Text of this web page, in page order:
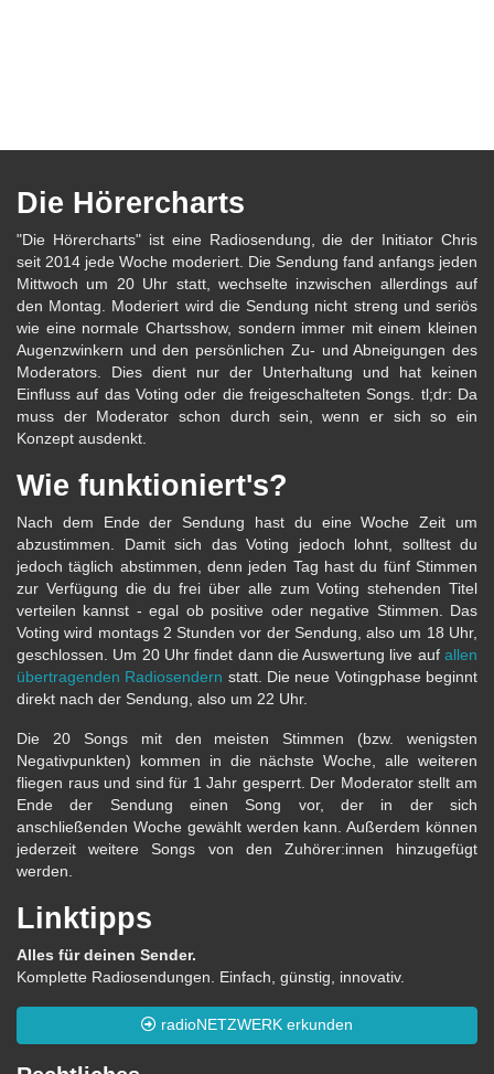
Die Hörercharts
"Die Hörercharts" ist eine Radiosendung, die der Initiator Chris
seit 2014 jede Woche moderiert. Die Sendung fand anfangs jeden
Mittwoch um 20 Uhr statt, wechselte inzwischen allerdings auf
den Montag. Moderiert wird die Sendung nicht streng und seriös
wie eine normale Chartsshow, sondern immer mit einem kleinen
Augenzwinkern und den persönlichen Zu- und Abneigungen des
Moderators. Dies dient nur der Unterhaltung und hat keinen
Einfluss auf das Voting oder die freigeschalteten Songs. tl;dr: Da
muss der Moderator schon durch sein, wenn er sich so ein
Konzept ausdenkt.
Wie funktioniert's?
Nach dem Ende der Sendung hast du eine Woche Zeit um
abzustimmen. Damit sich das Voting jedoch lohnt, solltest du
jedoch täglich abstimmen, denn jeden Tag hast du fünf Stimmen
zur Verfügung die du frei über alle zum Voting stehenden Titel
verteilen kannst - egal ob positive oder negative Stimmen. Das
Voting wird montags 2 Stunden vor der Sendung, also um 18 Uhr,
geschlossen. Um 20 Uhr findet dann die Auswertung live auf allen
übertragenden Radiosendern statt. Die neue Votingphase beginnt
direkt nach der Sendung, also um 22 Uhr.
Die 20 Songs mit den meisten Stimmen (bzw. wenigsten
Negativpunkten) kommen in die nächste Woche, alle weiteren
fliegen raus und sind für 1 Jahr gesperrt. Der Moderator stellt am
Ende der Sendung einen Song vor, der in der sich
anschließenden Woche gewählt werden kann. Außerdem können
jederzeit weitere Songs von den Zuhörer:innen hinzugefügt
werden.
Linktipps
Alles für deinen Sender.
Komplette Radiosendungen. Einfach, günstig, innovativ.
radioNETZWERK erkunden